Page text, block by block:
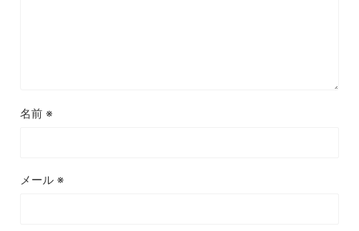
名前 ※
メール ※